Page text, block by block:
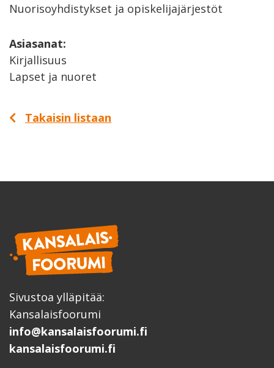
Nuorisoyhdistykset ja opiskelijajärjestöt
Asiasanat:
Kirjallisuus
Lapset ja nuoret
Takaisin listaan
Sivustoa ylläpitää:
Kansalaisfoorumi
info@kansalaisfoorumi.fi
kansalaisfoorumi.fi